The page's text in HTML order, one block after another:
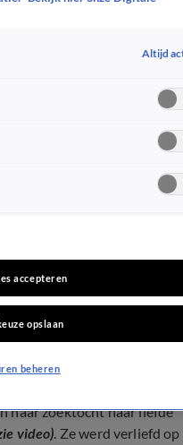
deelt
haar zoektocht naar liefde
video). Ze werd verliefd op
Altijd
accepteren
opslaan
beheren